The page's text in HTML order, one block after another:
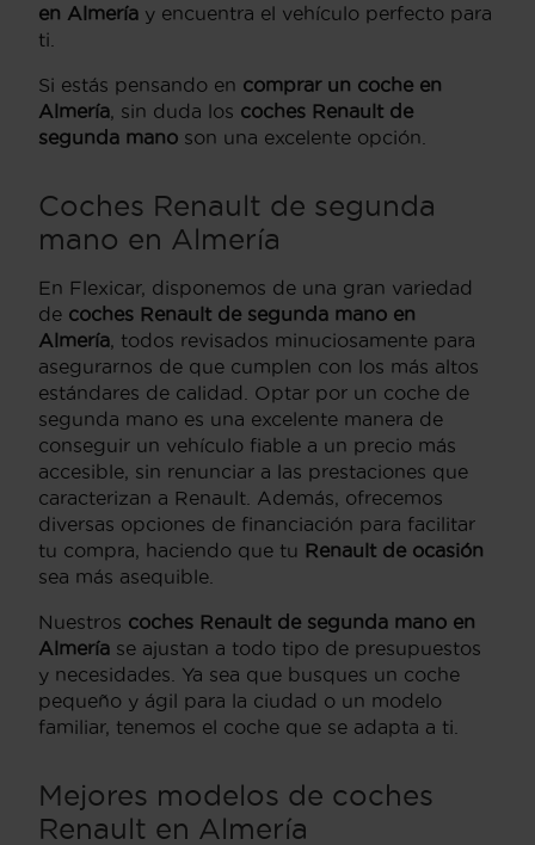
en Almería y encuentra el vehículo perfecto para
ti.
Si estás pensando en comprar un coche en
Almería , sin duda los coches Renault de
segunda mano son una excelente opción.
Coches Renault de segunda
mano en Almería
En Flexicar, disponemos de una gran variedad
de coches Renault de segunda mano en
Almería , todos revisados minuciosamente para
asegurarnos de que cumplen con los más altos
estándares de calidad. Optar por un coche de
segunda mano es una excelente manera de
conseguir un vehículo fiable a un precio más
accesible, sin renunciar a las prestaciones que
caracterizan a Renault. Además, ofrecemos
diversas opciones de financiación para facilitar
tu compra, haciendo que tu Renault de ocasión
sea más asequible.
Nuestros coches Renault de segunda mano en
Almería se ajustan a todo tipo de presupuestos
y necesidades. Ya sea que busques un coche
pequeño y ágil para la ciudad o un modelo
familiar, tenemos el coche que se adapta a ti.
Mejores modelos de coches
Renault en Almería